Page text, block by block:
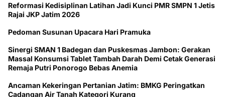
Reformasi Kedisiplinan Latihan Jadi Kunci PMR SMPN 1 Jetis
Rajai JKP Jatim 2026
Pedoman Susunan Upacara Hari Pramuka
Sinergi SMAN 1 Badegan dan Puskesmas Jambon: Gerakan
Massal Konsumsi Tablet Tambah Darah Demi Cetak Generasi
Remaja Putri Ponorogo Bebas Anemia
Ancaman Kekeringan Pertanian Jatim: BMKG Peringatkan
Cadangan Air Tanah Kategori Kurang